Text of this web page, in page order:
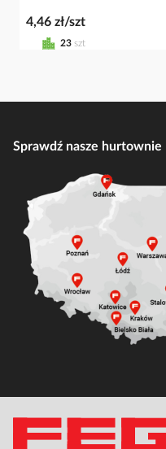
4,46 zł/szt
23 szt
Sprawdź nasze hurtownie